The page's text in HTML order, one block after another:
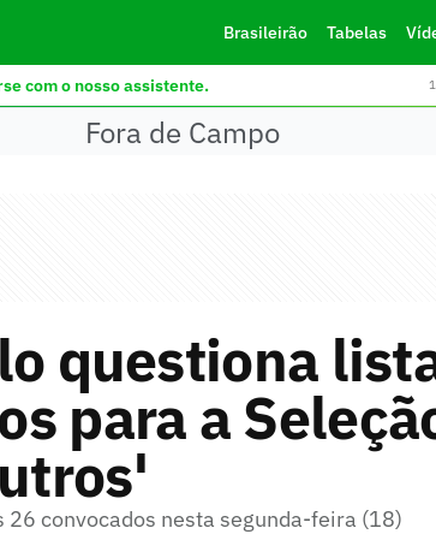
Brasileirão Tabelas
com o nosso assistente.
Fora de Campo
questiona
para a
convocados nesta segunda-feira (18)